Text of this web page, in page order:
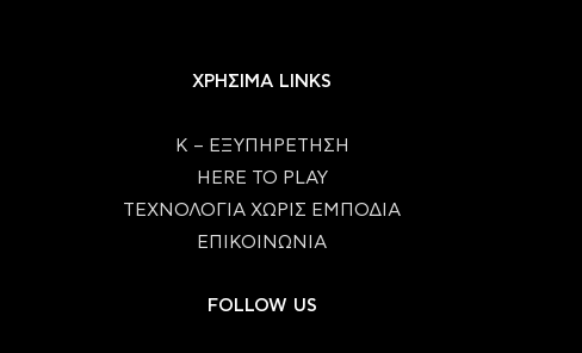
ΧΡΗΣΙΜΑ LINKS
Κ – ΕΞΥΠΗΡΕΤΗΣΗ
HERE TO PLAY
ΤΕΧΝΟΛΟΓΙΑ ΧΩΡΙΣ ΕΜΠΟΔΙΑ
ΕΠΙΚΟΙΝΩΝΙΑ
FOLLOW US